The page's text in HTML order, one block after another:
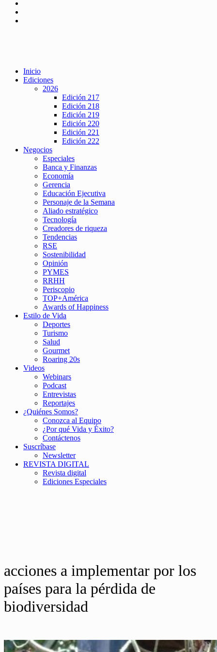
Inicio
Ediciones
2026
Edición 217
Edición 218
Edición 219
Edición 220
Edición 221
Edición 222
Negocios
Especiales
Banca y Finanzas
Economía
Gerencia
Educación Ejecutiva
Personaje de la Semana
Aliado estratégico
Tecnología
Creadores de riqueza
Tendencias
RSE
Sostenibilidad
Opinión
PYMES
RRHH
Periscopio
TOP+América
Awards of Happiness
Estilo de Vida
Deportes
Turismo
Salud
Gourmet
Roaring 20s
Videos
Webinars
Podcast
Entrevistas
Reportajes
¿Quiénes Somos?
Conozca al Equipo
¿Por qué Vida y Éxito?
Contáctenos
Suscríbase
Newsletter
REVISTA DIGITAL
Revista digital
Ediciones Especiales
acciones a implementar por los
países para la pérdida de
biodiversidad